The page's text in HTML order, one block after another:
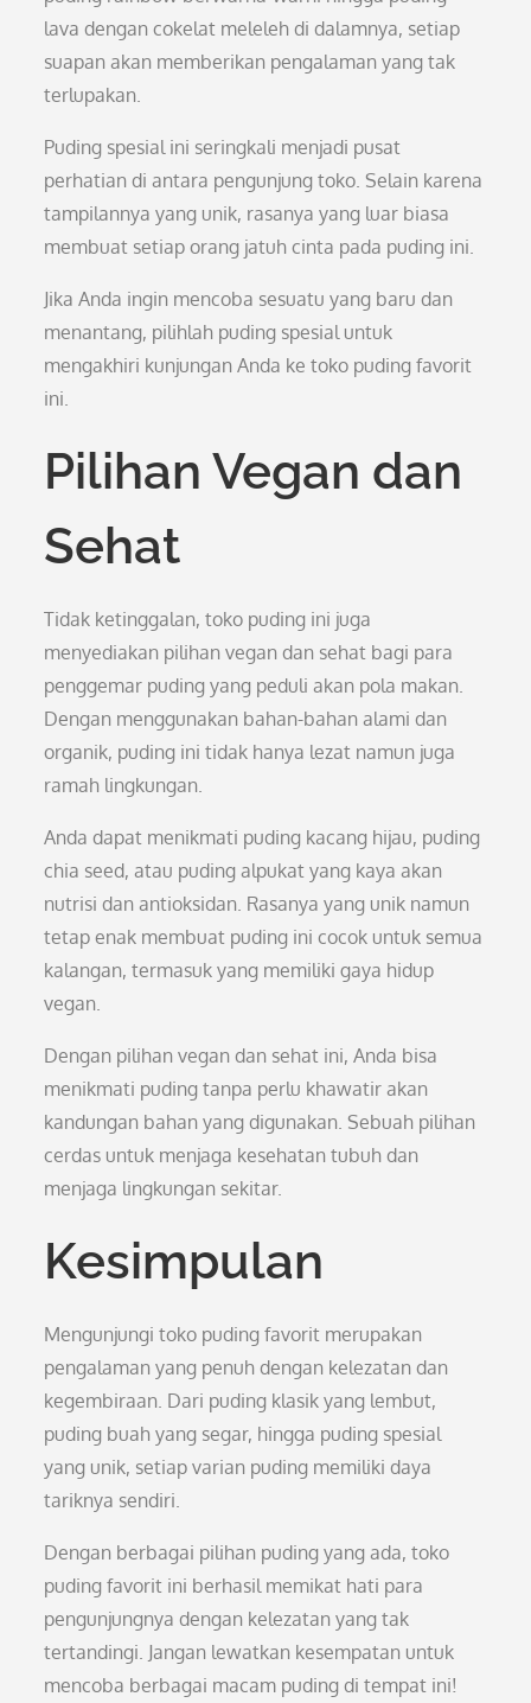
lava dengan cokelat meleleh di dalamnya, setiap
suapan akan memberikan pengalaman yang tak
terlupakan.
Puding spesial ini seringkali menjadi pusat
perhatian di antara pengunjung toko. Selain karena
tampilannya yang unik, rasanya yang luar biasa
membuat setiap orang jatuh cinta pada puding ini.
Jika Anda ingin mencoba sesuatu yang baru dan
menantang, pilihlah puding spesial untuk
mengakhiri kunjungan Anda ke toko puding favorit
ini.
Pilihan Vegan dan
Sehat
Tidak ketinggalan, toko puding ini juga
menyediakan pilihan vegan dan sehat bagi para
penggemar puding yang peduli akan pola makan.
Dengan menggunakan bahan-bahan alami dan
organik, puding ini tidak hanya lezat namun juga
ramah lingkungan.
Anda dapat menikmati puding kacang hijau, puding
chia seed, atau puding alpukat yang kaya akan
nutrisi dan antioksidan. Rasanya yang unik namun
tetap enak membuat puding ini cocok untuk semua
kalangan, termasuk yang memiliki gaya hidup
vegan.
Dengan pilihan vegan dan sehat ini, Anda bisa
menikmati puding tanpa perlu khawatir akan
kandungan bahan yang digunakan. Sebuah pilihan
cerdas untuk menjaga kesehatan tubuh dan
menjaga lingkungan sekitar.
Kesimpulan
Mengunjungi toko puding favorit merupakan
pengalaman yang penuh dengan kelezatan dan
kegembiraan. Dari puding klasik yang lembut,
puding buah yang segar, hingga puding spesial
yang unik, setiap varian puding memiliki daya
tariknya sendiri.
Dengan berbagai pilihan puding yang ada, toko
puding favorit ini berhasil memikat hati para
pengunjungnya dengan kelezatan yang tak
tertandingi. Jangan lewatkan kesempatan untuk
mencoba berbagai macam puding di tempat ini!